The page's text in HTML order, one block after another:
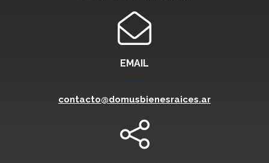
EMAIL
contacto@domusbienesraices.ar